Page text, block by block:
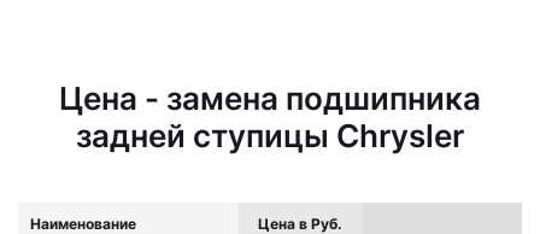
Цена - замена подшипника
задней ступицы Chrysler
Наименование Цена в Руб.